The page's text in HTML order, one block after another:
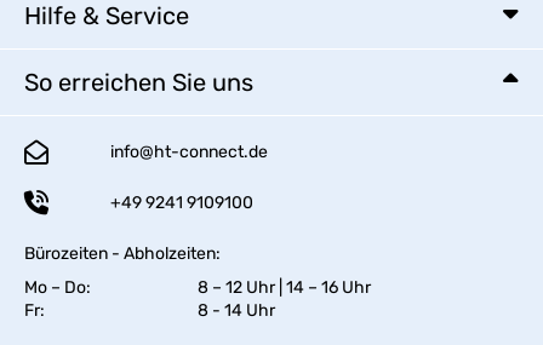
Hilfe & Service
So erreichen Sie uns
info@ht-connect.de
+49 9241 9109100
Bürozeiten - Abholzeiten:
Mo – Do:
8 – 12 Uhr | 14 – 16 Uhr
Fr:
8 - 14 Uhr